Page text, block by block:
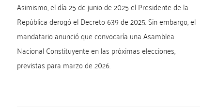
Asimismo, el día 25 de junio de 2025 el Presidente de la
República derogó el Decreto 639 de 2025. Sin embargo, el
mandatario anunció que convocaría una Asamblea
Nacional Constituyente en las próximas elecciones,
previstas para marzo de 2026.